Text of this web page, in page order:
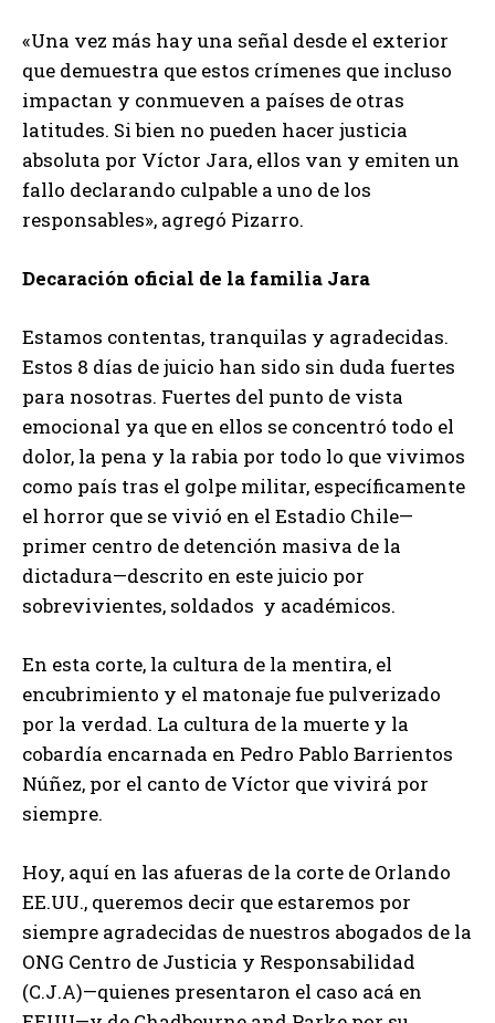
«Una vez más hay una señal desde el exterior
que demuestra que estos crímenes que incluso
impactan y conmueven a países de otras
latitudes. Si bien no pueden hacer justicia
absoluta por Víctor Jara, ellos van y emiten un
fallo declarando culpable a uno de los
responsables», agregó Pizarro.
Decaración oficial de la familia Jara
Estamos contentas, tranquilas y agradecidas.
Estos 8 días de juicio han sido sin duda fuertes
para nosotras. Fuertes del punto de vista
emocional ya que en ellos se concentró todo el
dolor, la pena y la rabia por todo lo que vivimos
como país tras el golpe militar, específicamente
el horror que se vivió en el Estadio Chile—
primer centro de detención masiva de la
dictadura—descrito en este juicio por
sobrevivientes, soldados y académicos.
En esta corte, la cultura de la mentira, el
encubrimiento y el matonaje fue pulverizado
por la verdad. La cultura de la muerte y la
cobardía encarnada en Pedro Pablo Barrientos
Núñez, por el canto de Víctor que vivirá por
siempre.
Hoy, aquí en las afueras de la corte de Orlando
EE.UU., queremos decir que estaremos por
siempre agradecidas de nuestros abogados de la
ONG Centro de Justicia y Responsabilidad
(C.J.A)—quienes presentaron el caso acá en